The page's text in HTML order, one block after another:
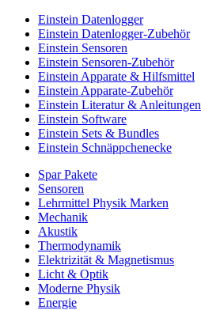
Einstein Datenlogger
Einstein Datenlogger-Zubehör
Einstein Sensoren
Einstein Sensoren-Zubehör
Einstein Apparate & Hilfsmittel
Einstein Apparate-Zubehör
Einstein Literatur & Anleitungen
Einstein Software
Einstein Sets & Bundles
Einstein Schnäppchenecke
Spar Pakete
Sensoren
Lehrmittel Physik Marken
Mechanik
Akustik
Thermodynamik
Elektrizität & Magnetismus
Licht & Optik
Moderne Physik
Energie